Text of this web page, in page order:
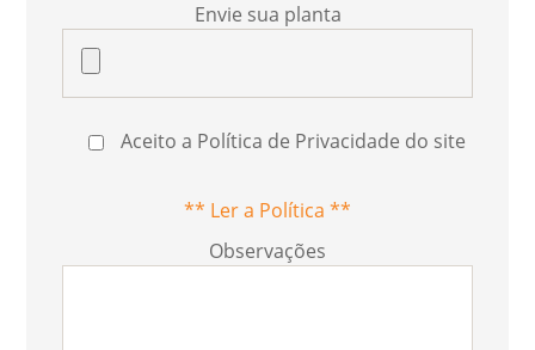
Envie sua planta
Aceito a Política de Privacidade do site
** Ler a Política **
Observações